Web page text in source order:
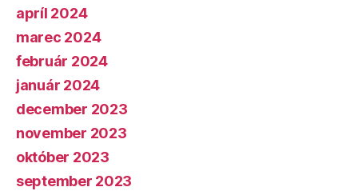
apríl 2024
marec 2024
február 2024
január 2024
december 2023
november 2023
október 2023
september 2023